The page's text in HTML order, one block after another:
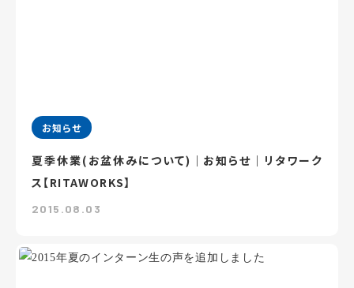
お知らせ
夏季休業(お盆休みについて)｜お知らせ｜リタワーク
ス【RITAWORKS】
2015.08.03